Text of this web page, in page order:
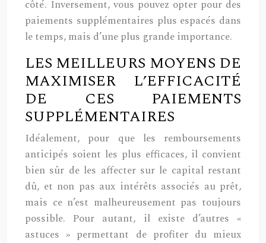
côté. Inversement, vous pouvez opter pour des
paiements supplémentaires plus espacés dans
le temps, mais d’une plus grande importance.
LES MEILLEURS MOYENS DE
MAXIMISER L’EFFICACITÉ
DE CES PAIEMENTS
SUPPLÉMENTAIRES
Idéalement, pour que les remboursements
anticipés soient les plus efficaces, il convient
bien sûr de les affecter sur le capital restant
dû, et non pas aux intérêts associés au prêt,
mais ce n’est malheureusement pas toujours
possible. Pour autant, il existe d’autres «
astuces » permettant de profiter du mieux